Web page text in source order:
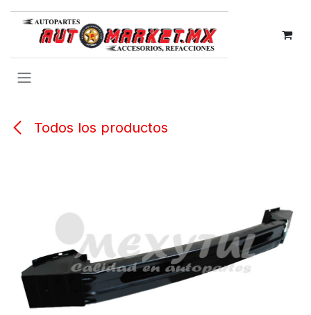
Todos los productos